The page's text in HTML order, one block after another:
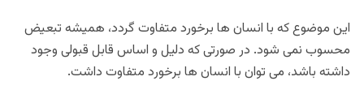
این موضوع که با انسان ها برخورد متفاوت گردد، همیشه تبعیض
محسوب نمی شود. در صورتی که دلیل و اساس قابل قبولی وجود
داشته باشد، می توان با انسان ها برخورد متفاوت داشت.